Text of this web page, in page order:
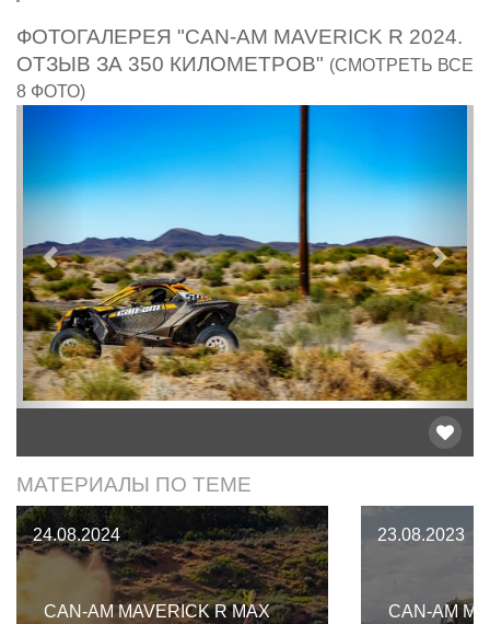
ФОТОГАЛЕРЕЯ "CAN-AM MAVERICK R 2024.
ОТЗЫВ ЗА 350 КИЛОМЕТРОВ" (СМОТРЕТЬ ВСЕ
8 ФОТО)
Предыдущий
МАТЕРИАЛЫ ПО ТЕМЕ
24.08.2024
CAN-AM MAVERICK R MAX
23.08.2023
CAN-AM